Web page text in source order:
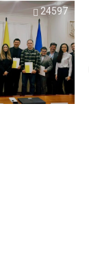
24597